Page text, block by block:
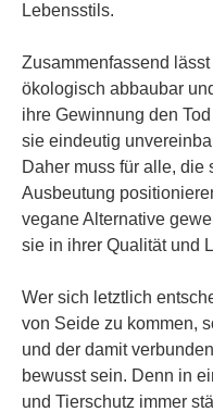
Lebensstils.
Zusammenfassend
ökologisch abbaubar
ihre Gewinnung den
sie eindeutig
Daher muss für alle,
Ausbeutung
vegane Alternative
sie in ihrer Qualität und
Wer sich letztlich
von Seide zu kommen,
und der damit
bewusst sein. Denn in
und Tierschutz immer